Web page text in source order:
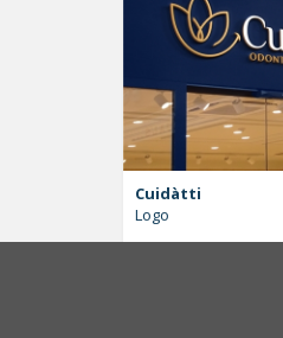
Cuidàtti
Logo